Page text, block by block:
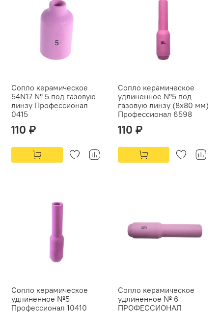
Сопло керамическое
54N17 № 5 под газовую
линзу Профессионал
0415
110 ₽
Сопло керамическое
удлиненное №5 под
газовую линзу (8х80 мм)
Профессионал 6598
110 ₽
Сопло керамическое
удлиненное №5
Профессионал 10410
Сопло керамическое
удлиненное № 6
ПРОФЕССИОНАЛ